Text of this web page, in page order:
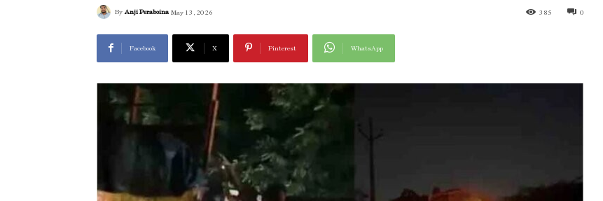
By Anji Peraboina May 13, 2026 0
385
Facebook X Pinterest WhatsApp